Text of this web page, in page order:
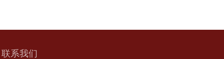
联系我们